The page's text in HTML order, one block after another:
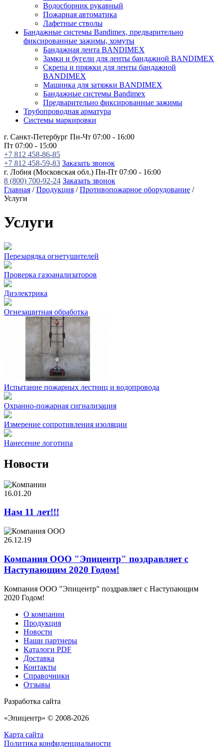
Водосборник рукавный
Пожарная автоматика
Лафетные стволы
Бандажные системы Bandimex, предварительно
фиксированные зажимы, хомуты
Бандажная лента BANDIMEX
Замки и бугели для ленты бандажной BANDIMEX
Скрепа и пряжки для ленты бандажной
BANDIMEX
Машинка для затяжки BANDIMEX
Бандажные системы Bandimex
Предварительно фиксированные зажимы
Трубопроводная арматура
Системы маркировки
г. Санкт-Петербург Пн-Чт 07:00 - 16:00
Пт 07:00 - 15:00
+7 812 458-86-85
+7 812 458-59-83 Заказать звонок
г. Лобня (Московская обл.) Пн-Пт 07:00 - 16:00
8 (800) 700-92-24 Заказать звонок
Главная / Продукция / Противопожарное оборудование /
Услуги
Услуги
Перезарядка огнетушителей
Проверка газоанализаторов
Диэлектрика
Огнезащитная обработка
Испытание пожарных лестниц и водопровода
Охранно-пожарная сигнализация
Измерение сопротивления изоляции
Нанесение логотипа
Новости
16.01.20
Нам 11 лет!!!
26.12.19
Компания ООО "Эпицентр" поздравляет с
Наступающим 2020 Годом!
Компания ООО "Эпицентр" поздравляет с Наступающим
2020 Годом!
О компании
Продукция
Новости
Наши партнеры
Каталоги PDF
Доставка
Контакты
Справочники
Отзывы
Разработка сайта
«Эпицентр» © 2008-2026
Карта сайта
Политика конфиденциальности